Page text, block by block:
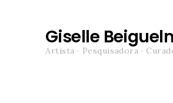
Giselle
Artista · Pesquisadora ·